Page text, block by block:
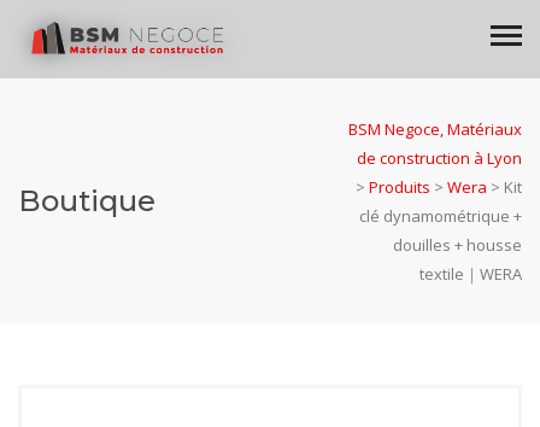
Boutique
BSM Negoce, Matériaux
de construction à Lyon
> Produits > Wera > Kit
clé dynamométrique +
douilles + housse
textile｜WERA